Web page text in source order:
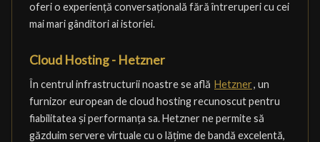
oferi o experiență conversațională fără întreruperi cu cei
mai mari gânditori ai istoriei.
Cloud Hosting - Hetzner
În centrul infrastructurii noastre se află Hetzner, un
furnizor european de cloud hosting recunoscut pentru
fiabilitatea și performanța sa. Hetzner ne permite să
găzduim servere virtuale cu o lățime de bandă excelentă,